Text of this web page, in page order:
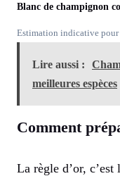
Blanc de champignon
Estimation indicative pour
Lire aussi :
meilleures espèces
Comment
La règle d’or,